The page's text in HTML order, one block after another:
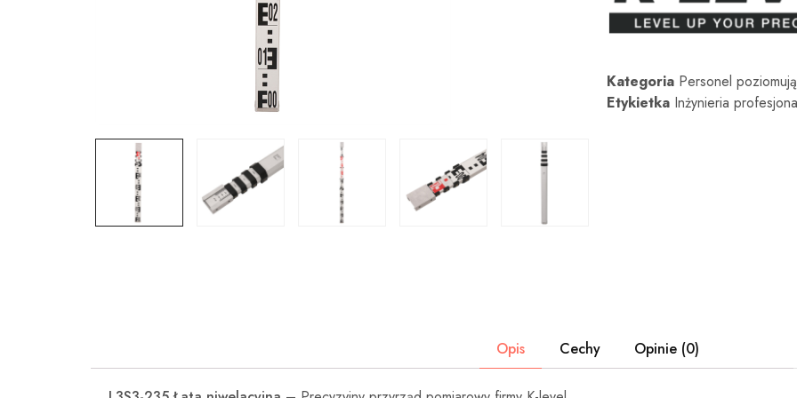
narzędzia
pomiarowe
tak,
aby
spełniać
potrzeby
Kategoria Personel
Etykietka Inżynieria
Opis Cechy Opinie (0)